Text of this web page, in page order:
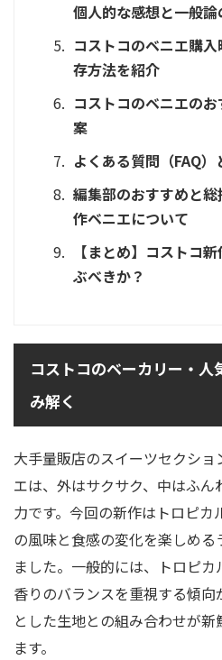
個人的な感想と一般
コストコのベニエ購
存方法を紹介
コストコのベニエの
案
よくある質問（FAQ
編集部のおすすめと
作ベニエについて
【まとめ】コストコ
ぶべきか？
コストコのベーカリー・
み解く
大手量販店のスイーツセクシ
エは、外はサクサク、中はふ
力です。今回の新作はトロピ
の風味と食感の変化を楽しめ
ました。一般的には、トロピ
香りのバランスを重視する傾向
とした生地との組み合わせが
ます。